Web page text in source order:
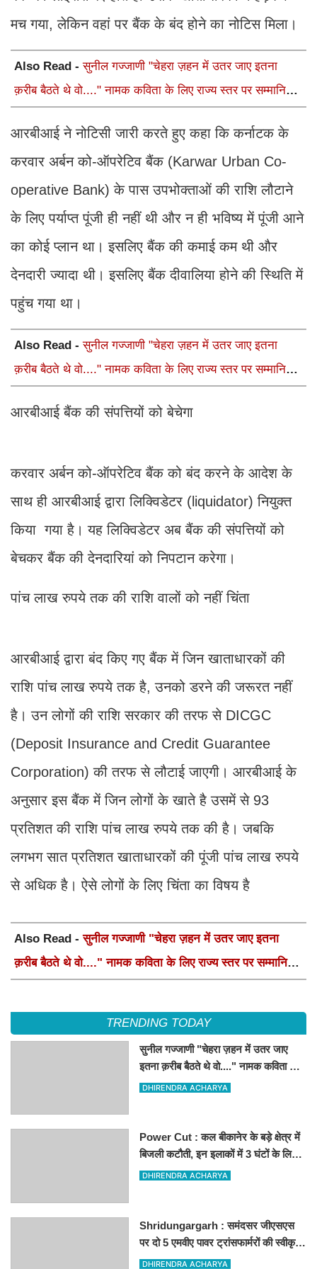
मच गया, लेकिन वहां पर बैंक के बंद होने का नोटिस मिला।
Also Read -सुनील गज्जाणी "चेहरा ज़हन में उतर जाए इतना
क़रीब बैठते थे वो...." नामक कविता के लिए राज्य स्तर पर सम्मानित
आरबीआई ने नोटिसी जारी करते हुए कहा कि कर्नाटक के
करवार अर्बन को-ऑपरेटिव बैंक (Karwar Urban Co-
operative Bank) के पास उपभोक्ताओं की राशि लौटाने
के लिए पर्याप्त पूंजी ही नहीं थी और न ही भविष्य में पूंजी आने
का कोई प्लान था। इसलिए बैंक की कमाई कम थी और
देनदारी ज्यादा थी। इसलिए बैंक दीवालिया होने की स्थिति में
पहुंच गया था।
Also Read -सुनील गज्जाणी "चेहरा ज़हन में उतर जाए इतना
क़रीब बैठते थे वो...." नामक कविता के लिए राज्य स्तर पर सम्मानित
आरबीआई बैंक की संपत्तियों को बेचेगा
करवार अर्बन को-ऑपरेटिव बैंक को बंद करने के आदेश के
साथ ही आरबीआई द्वारा लिक्विडेटर (liquidator) नियुक्त
किया गया है। यह लिक्विडेटर अब बैंक की संपत्तियों को
बेचकर बैंक की देनदारियां को निपटान करेगा।
पांच लाख रुपये तक की राशि वालों को नहीं चिंता
आरबीआई द्वारा बंद किए गए बैंक में जिन खाताधारकों की
राशि पांच लाख रुपये तक है, उनको डरने की जरूरत नहीं
है। उन लोगों की राशि सरकार की तरफ से DICGC
(Deposit Insurance and Credit Guarantee
Corporation) की तरफ से लौटाई जाएगी। आरबीआई के
अनुसार इस बैंक में जिन लोगों के खाते है उसमें से 93
प्रतिशत की राशि पांच लाख रुपये तक की है। जबकि
लगभग सात प्रतिशत खाताधारकों की पूंजी पांच लाख रुपये
से अधिक है। ऐसे लोगों के लिए चिंता का विषय है
Also Read -सुनील गज्जाणी "चेहरा ज़हन में उतर जाए इतना
क़रीब बैठते थे वो...." नामक कविता के लिए राज्य स्तर पर सम्मानित
TRENDING TODAY
सुनील गज्जाणी "चेहरा ज़हन में उतर जाए
इतना क़रीब बैठते थे वो...." नामक कविता के
लिए राज्य स्तर पर सम्मानित होंगे
DHIRENDRA ACHARYA
Power Cut : कल बीकानेर के बड़े क्षेत्र में
बिजली कटौती, इन इलाकों में 3 घंटों के लिए
बिजली रहेगी गुल
DHIRENDRA ACHARYA
Shridungargarh : समंदसर जीएसएस
पर दो 5 एमवीए पावर ट्रांसफार्मरों की स्वीकृति,
विधायक ताराचंद सारस्वत के सतत प्रयास
DHIRENDRA ACHARYA